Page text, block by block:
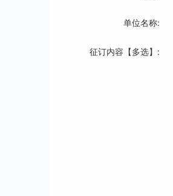
单位名称:
征订内容【多选】: